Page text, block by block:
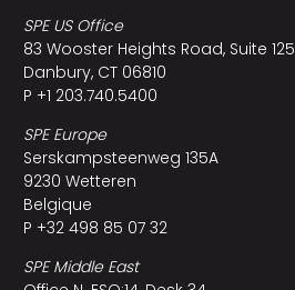
SPE US Office
83 Wooster Heights Road, Suite 125
Danbury, CT 06810
P +1 203.740.5400
SPE Europe
Serskampsteenweg 135A
9230 Wetteren
Belgique
P +32 498 85 07 32
SPE Middle East